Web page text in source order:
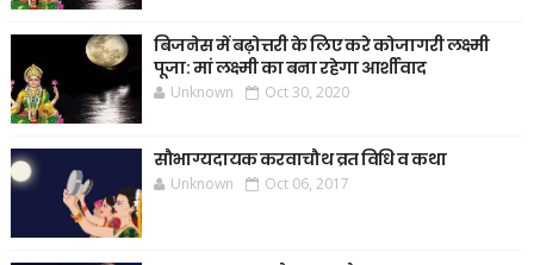
बिजनेस में बढ़ोत्तरी के लिए करे कोजागरी लक्ष्मी
पूजा: मां लक्ष्मी का बना रहेगा आर्शीवाद
Unknown Oct 30, 2020
सौभाग्यदायक करवाचौथ व्रत विधि व कथा
Unknown Oct 06, 2017